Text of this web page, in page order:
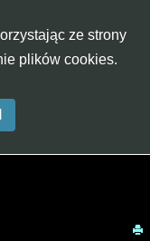
Aa A-
ze strony
plików cookies.